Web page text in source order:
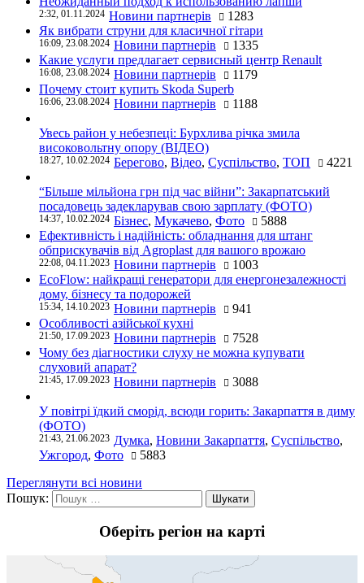
2:32, 01.11.2024 Новини партнерів
1283
Як вибрати струни для класичної гітари
16:09, 23.08.2024 Новини партнерів
1335
Какие услуги предлагает сервисный центр Renault
16:08, 23.08.2024 Новини партнерів
1179
Почему стоит купить Skoda Superb
16:06, 23.08.2024 Новини партнерів 1188
Увесь район у небезпеці: Бурхлива річка змила
високовольтну опору (ВІДЕО)
18:27, 10.02.2024 Берегово, Відео, Суспільство, ТОП 4221
“Більше мільйона грн під час війни”: Закарпатський
посадовець задекларував свою зарплату (ФОТО)
14:37, 10.02.2024 Бізнес, Мукачево, Фото
5888
Ефективність і надійність: обладнання для штанг
обприскувачів від Agroplast для вашого врожаю
22:08, 04.11.2023 Новини партнерів
1003
EcoFlow: найкращі генератори для енергонезалежності
дому, бізнесу та подорожей
15:34, 14.10.2023 Новини партнерів
941
Особливості азійської кухні
21:50, 17.09.2023 Новини партнерів
7528
Чому без діагностики слуху не можна купувати
слуховий апарат?
21:45, 17.09.2023 Новини партнерів 3088
У повітрі їдкий сморід, всюди горить: Закарпаття в диму
(ФОТО)
21:43, 21.06.2023 Думка, Новини Закарпаття, Суспільство,
Ужгород, Фото
5883
Переглянути всі новини
Пошук:
Оберіть регіон на карті